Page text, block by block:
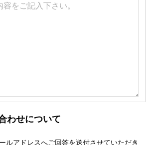
わせについて
ルアドレスへご回答を送付させていただき